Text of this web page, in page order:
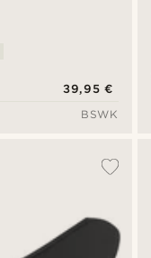
39,95 €
BSWK